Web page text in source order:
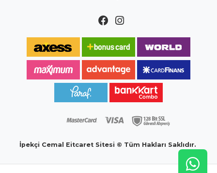
İpekçi Cemal Eitcaret Sitesi © Tüm Hakları Saklıdır.